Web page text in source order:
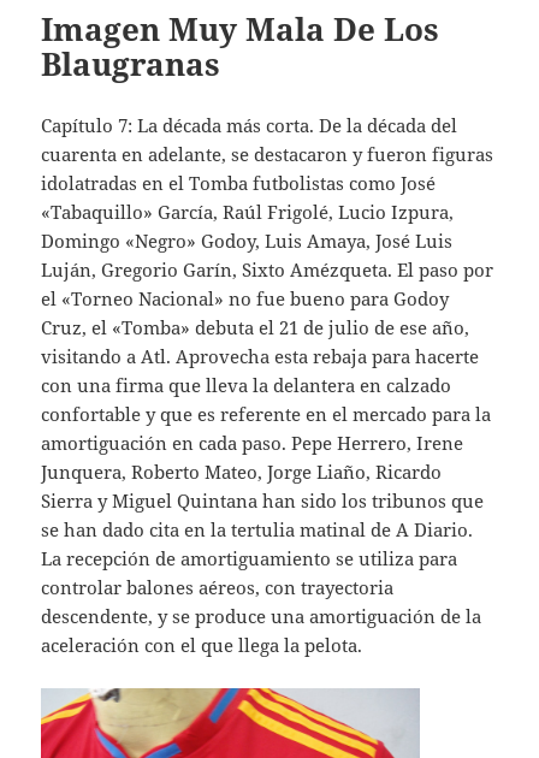
Imagen Muy Mala De Los
Blaugranas
Capítulo 7: La década más corta. De la década del
cuarenta en adelante, se destacaron y fueron figuras
idolatradas en el Tomba futbolistas como José
«Tabaquillo» García, Raúl Frigolé, Lucio Izpura,
Domingo «Negro» Godoy, Luis Amaya, José Luis
Luján, Gregorio Garín, Sixto Amézqueta. El paso por
el «Torneo Nacional» no fue bueno para Godoy
Cruz, el «Tomba» debuta el 21 de julio de ese año,
visitando a Atl. Aprovecha esta rebaja para hacerte
con una firma que lleva la delantera en calzado
confortable y que es referente en el mercado para la
amortiguación en cada paso. Pepe Herrero, Irene
Junquera, Roberto Mateo, Jorge Liaño, Ricardo
Sierra y Miguel Quintana han sido los tribunos que
se han dado cita en la tertulia matinal de A Diario.
La recepción de amortiguamiento se utiliza para
controlar balones aéreos, con trayectoria
descendente, y se produce una amortiguación de la
aceleración con el que llega la pelota.